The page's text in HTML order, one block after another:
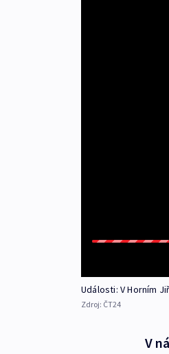
Události: V Horním
Zdroj: ČT24
V